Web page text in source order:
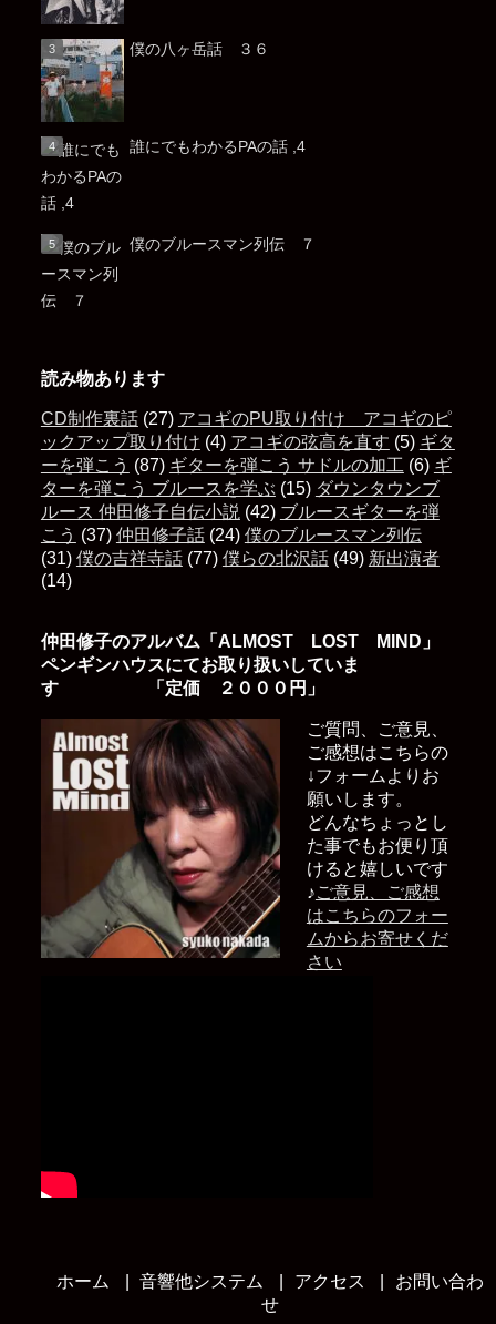
僕の八ヶ岳話 ３６
誰にでもわかるPAの話 ,4
僕のブルースマン列伝 ７
読み物あります
CD制作裏話(27) アコギのPU取り付け アコギのピ
ックアップ取り付け (4) アコギの弦高を直す (5) ギタ
ーを弾こう (87) ギターを弾こう サドルの加工 (6) ギ
ターを弾こう ブルースを学ぶ (15) ダウンタウンブ
ルース 仲田修子自伝小説 (42) ブルースギターを弾
こう (37) 仲田修子話(24) 僕のブルースマン列伝
(31) 僕の吉祥寺話(77) 僕らの北沢話(49) 新出演者
(14)
仲田修子のアルバム「ALMOST LOST MIND」
ペンギンハウスにてお取り扱いしていま
す 「定価 ２０００円」
ご質問、ご意見、
ご感想はこちらの
↓フォームよりお
願いします。
どんなちょっとし
た事でもお便り頂
けると嬉しいです
♪ご意見、ご感想
はこちらのフォー
ムからお寄せくだ
さい
ホーム 音響他システム アクセス
お問い合わ
せ